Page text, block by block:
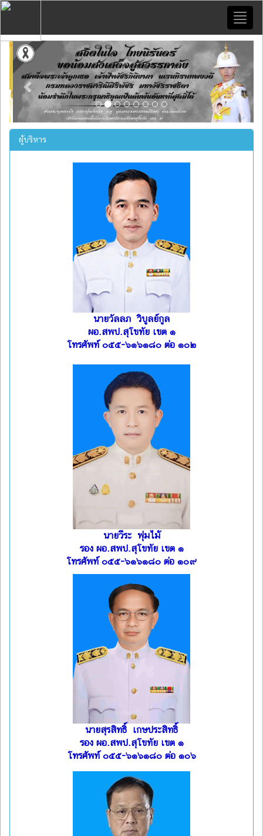
Previous
ผู้บริหาร
นายวัลลภ วิบูลย์กูล
ผอ.สพป.สุโขทัย เขต ๑
โทรศัพท์ ๐๕๕-๖๑๖๑๘๐ ต่อ ๑๐๒
นายวีระ พุ่มไม้
รอง ผอ.สพป.สุโขทัย เขต ๑
โทรศัพท์ ๐๕๕-๖๑๖๑๘๐ ต่อ ๑๐๙
นายสุรสิทธิ์ เกษประสิทธิ์
รอง ผอ.สพป.สุโขทัย เขต ๑
โทรศัพท์ ๐๕๕-๖๑๖๑๘๐ ต่อ ๑๐๖